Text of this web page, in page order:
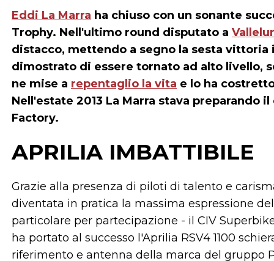
Eddi La Marra ha chiuso con un sonante
Trophy. Nell'ultimo round disputato a
distacco, mettendo a segno la sesta
dimostrato di essere tornato ad alto livello,
ne mise a repentaglio la vita e lo ha
Nell'estate 2013 La Marra stava preparando
Factory.
APRILIA IMBATTIBILE
Grazie alla presenza di piloti di talento e
diventata in pratica la massima espressione
particolare per partecipazione - il CIV
ha portato al successo l'Aprilia RSV4 1100
riferimento e antenna della marca del gruppo